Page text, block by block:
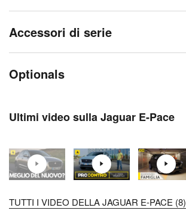
Accessori di serie
Optionals
Ultimi video sulla Jaguar E-Pace
TUTTI I VIDEO DELLA JAGUAR E-PACE (8)